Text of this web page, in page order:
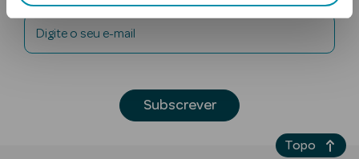
Digite o seu e-mail
Subscrever
Topo